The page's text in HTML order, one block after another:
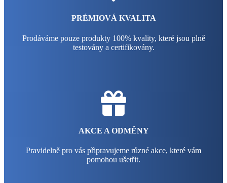
PRÉMIOVÁ KVALITA
Prodáváme pouze produkty 100% kvality, které jsou plně
testovány a certifikovány.
AKCE A ODMĚNY
Pravidelně pro vás připravujeme různé akce, které vám
pomohou ušetřit.